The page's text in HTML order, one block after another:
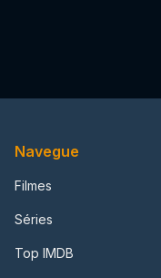
Navegue
Filmes
Séries
Top IMDB